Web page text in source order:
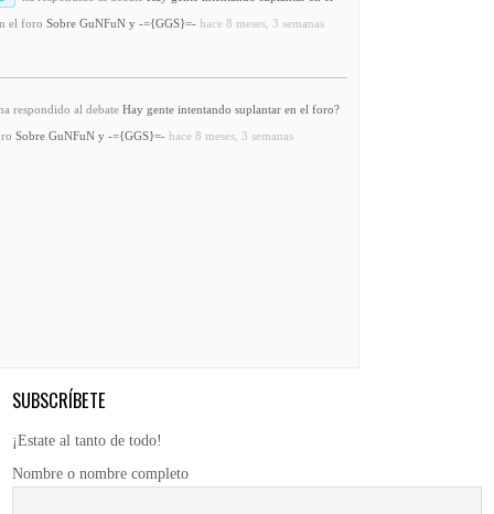
el foro Sobre GuNFuN y -={GGS}=- hace 8 meses, 3 semanas
respondido al debate Hay gente intentando suplantar en el foro?
Sobre GuNFuN y -={GGS}=- hace 8 meses, 3 semanas
SUBSCRÍBETE
¡Estate al tanto de todo!
Nombre o nombre completo